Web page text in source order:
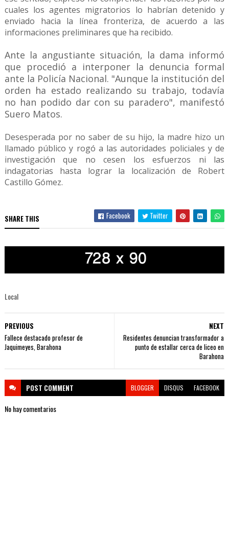
cuales los agentes migratorios lo habrían detenido y
enviado hacia la línea fronteriza, de acuerdo a las
informaciones preliminares que ha recibido.
Ante la angustiante situación, la dama informó
que procedió a interponer la denuncia formal
ante la Policía Nacional. "Aunque la institución del
orden ha estado realizando su trabajo, todavía
no han podido dar con su paradero", manifestó
Suero Matos.
Desesperada por no saber de su hijo, la madre hizo un
llamado público y rogó a las autoridades policiales y de
investigación que no cesen los esfuerzos ni las
indagatorias hasta lograr la localización de Robert
Castillo Gómez.
SHARE THIS Facebook Twitter
Local
NEXT
Residentes denuncian transformador a
punto de estallar cerca de liceo en
Barahona
PREVIOUS
Fallece destacado profesor de
Jaquimeyes, Barahona
POST COMMENT BLOGGER DISQUS FACEBOOK
No hay comentarios